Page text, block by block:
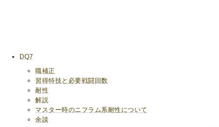
DQ7
職補正
習得特技と必要戦闘回数
耐性
解説
マスター時のニフラム系耐性について
余談